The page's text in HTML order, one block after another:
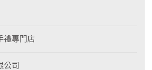
禮專門店
公司